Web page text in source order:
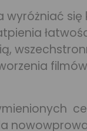
wyróżniać się